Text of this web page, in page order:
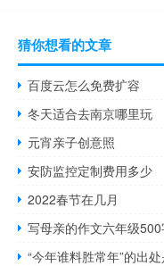
猜你想看的文章
百度云怎么免费扩容
冬天适合去南京哪里玩
元宵亲子创意照
安防监控定制费用多少
2022春节在几月
写母亲的作文六年级500
“今年谁料胜常年”的出